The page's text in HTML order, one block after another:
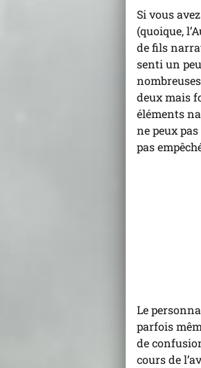
Si vous
(quoique,
de fils
senti un
deux mais
éléments
ne peux
pas
Le
parfois
de
cours de